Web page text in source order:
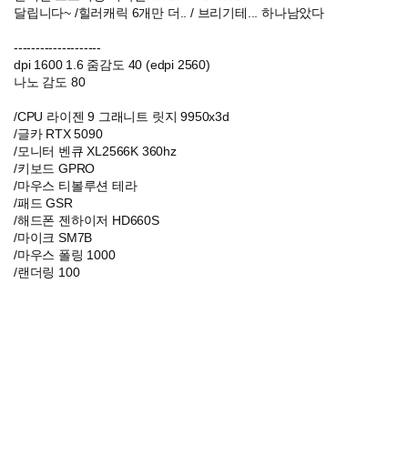
달립니다~ /힐러캐릭 6개만 더.. / 브리기테... 하나남았다
--------------------
dpi 1600 1.6 줌감도 40 (edpi 2560)
나노 감도 80
/CPU 라이젠 9 그래니트 릿지 9950x3d
/글카 RTX 5090
/모니터 벤큐 XL2566K 360hz
/키보드 GPRO
/마우스 티볼루션 테라
/패드 GSR
/해드폰 젠하이저 HD660S
/마이크 SM7B
/마우스 폴링 1000
/랜더링 100